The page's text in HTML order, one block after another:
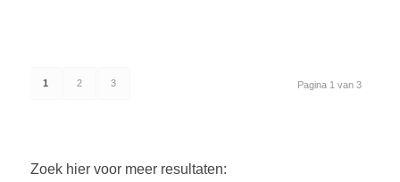
Pagina 1 van 3
1 2 3
Zoek hier voor meer resultaten: